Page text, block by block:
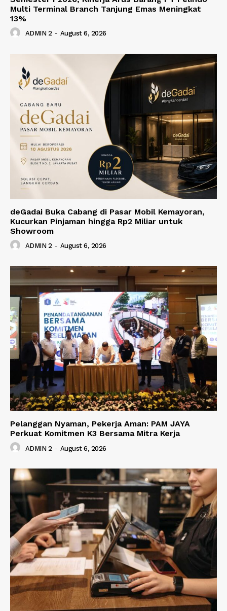
Multi Terminal Branch Tanjung Emas Meningkat
13%
ADMIN 2 - August 6, 2026
deGadai Buka Cabang di Pasar Mobil Kemayoran,
Kucurkan Pinjaman hingga Rp2 Miliar untuk
Showroom
ADMIN 2 - August 6, 2026
Pelanggan Nyaman, Pekerja Aman: PAM JAYA
Perkuat Komitmen K3 Bersama Mitra Kerja
ADMIN 2 - August 6, 2026